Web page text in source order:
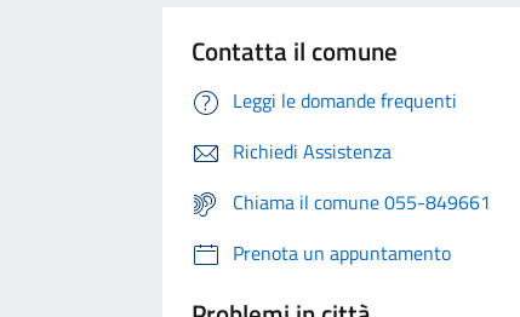
Contatta il comune
Leggi le domande frequenti
Richiedi Assistenza
Chiama il comune 055-849661
Prenota un appuntamento